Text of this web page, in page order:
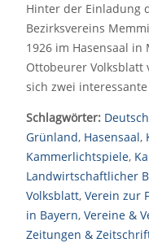
Hinter der Einladung
Bezirksvereins
1926 im Hasensaal
Ottobeurer Volksblatt
sich zwei
Schlagwörter:
Grünland, Hasensaal,
Kammerlichtspiele,
Landwirtschaftlicher
Volksblatt, Verein zur
in Bayern, Vereine &
Zeitungen &